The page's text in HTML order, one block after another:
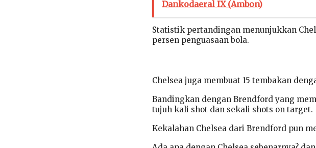
Dankodaeral IX (Ambon)
Statistik pertandingan menunjukkan
persen penguasaan bola.
Chelsea juga membuat 15 tembakan
Bandingkan dengan Brendford yang
tujuh kali shot dan sekali shots on target.
Kekalahan Chelsea dari Brendford pun